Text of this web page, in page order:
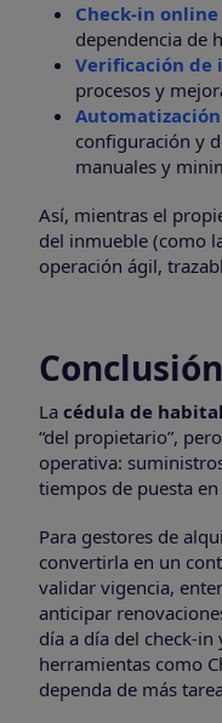
Check-in online
dependencia de
Verificación de
procesos y
configuración y
manuales y
Así, mientras el
del inmueble (como
operación ágil,
Conclusión
La cédula de
“del propietario”,
operativa:
tiempos de puesta
Para gestores de
convertirla en un
validar vigencia,
anticipar
día a día del check-
herramientas como
dependa de más